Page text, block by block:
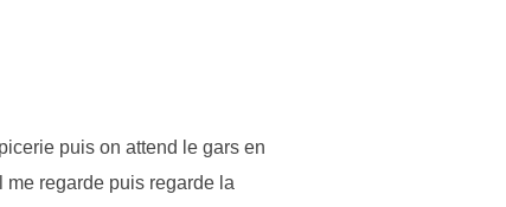
puis on attend le gars en
regarde puis regarde la